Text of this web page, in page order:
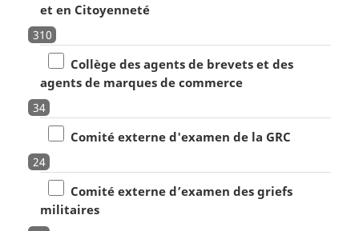
et en Citoyenneté
310
Collège des agents de brevets et des
agents de marques de commerce
34
Comité externe d'examen de la GRC
24
Comité externe d’examen des griefs
militaires